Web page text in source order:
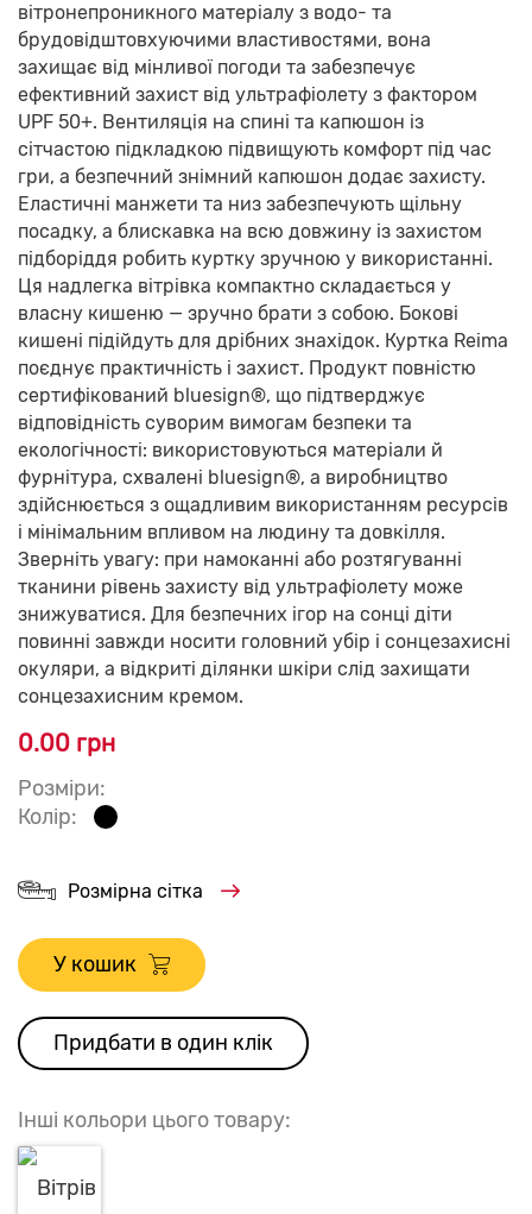
вітронепроникного матеріалу з водо- та
брудовідштовхуючими властивостями, вона
захищає від мінливої погоди та забезпечує
ефективний захист від ультрафіолету з фактором
UPF 50+. Вентиляція на спині та капюшон із
сітчастою підкладкою підвищують комфорт під час
гри, а безпечний знімний капюшон додає захисту.
Еластичні манжети та низ забезпечують щільну
посадку, а блискавка на всю довжину із захистом
підборіддя робить куртку зручною у використанні.
Ця надлегка вітрівка компактно складається у
власну кишеню — зручно брати з собою. Бокові
кишені підійдуть для дрібних знахідок. Куртка Reima
поєднує практичність і захист. Продукт повністю
сертифікований bluesign®, що підтверджує
відповідність суворим вимогам безпеки та
екологічності: використовуються матеріали й
фурнітура, схвалені bluesign®, а виробництво
здійснюється з ощадливим використанням ресурсів
і мінімальним впливом на людину та довкілля.
Зверніть увагу: при намоканні або розтягуванні
тканини рівень захисту від ультрафіолету може
знижуватися. Для безпечних ігор на сонці діти
повинні завжди носити головний убір і сонцезахисні
окуляри, а відкриті ділянки шкіри слід захищати
сонцезахисним кремом.
0.00 грн
Розміри:
Колір:
Розмірна сітка
У кошик
Придбати в один клік
Інші кольори цього товару: